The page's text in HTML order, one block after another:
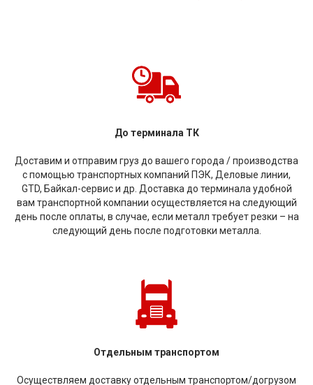
До терминала ТК
Доставим и отправим груз до вашего города / производства
с помощью транспортных компаний ПЭК, Деловые линии,
GTD, Байкал-сервис и др. Доставка до терминала удобной
вам транспортной компании осуществляется на следующий
день после оплаты, в случае, если металл требует резки – на
следующий день после подготовки металла.
Отдельным транспортом
Осуществляем доставку отдельным транспортом/догрузом